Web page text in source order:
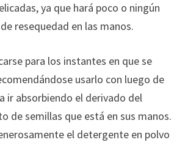
ya que hará poco o ningún
resequedad en las manos.
para los instantes en que se
usarlo con luego de
ir absorbiendo el derivado del
de semillas que está en sus manos.
el detergente en polvo